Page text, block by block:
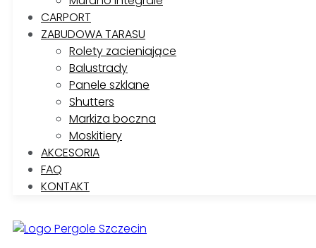
CARPORT
ZABUDOWA TARASU
Rolety zacieniające
Balustrady
Panele szklane
Shutters
Markiza boczna
Moskitiery
AKCESORIA
FAQ
KONTAKT